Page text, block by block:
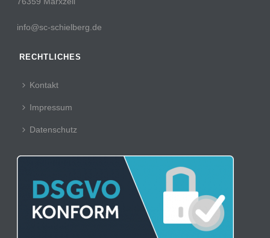
info@sc-schielberg.de
RECHTLICHES
Kontakt
Impressum
Datenschutz